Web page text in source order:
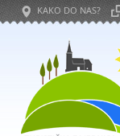
KAKO DO NAS?